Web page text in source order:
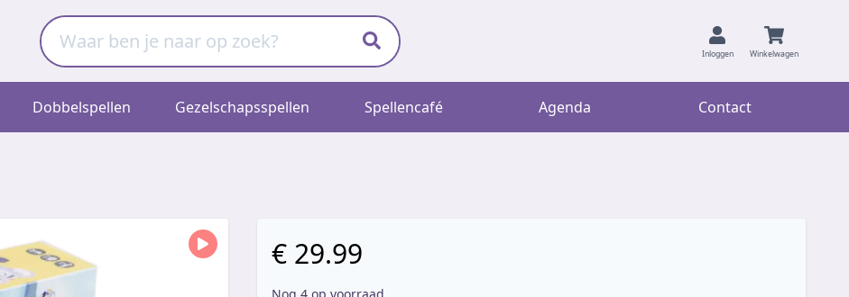
Inloggen Winkelwagen
Dobbelspellen Gezelschapsspellen Spellencafé Agenda Contact
€ 29.99